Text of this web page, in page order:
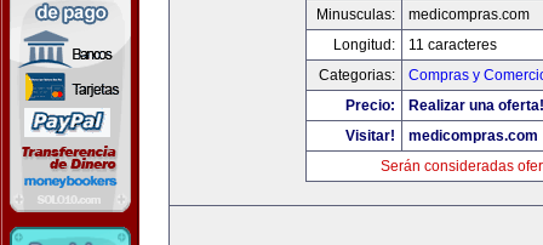
Minusculas:
medicompras.com
Longitud:
11 caracteres
Categorias:
Compras y
Precio:
Realizar una oferta!
Visitar!
medicompras.com
Serán consideradas